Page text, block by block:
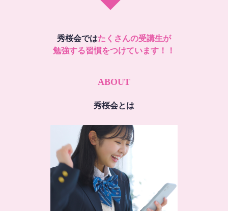
秀桜会ではたくさんの受講生が
勉強する習慣をつけています！！
ABOUT
秀桜会とは